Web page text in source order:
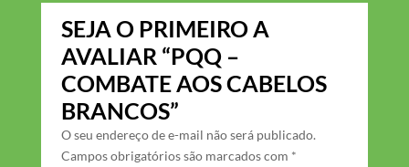
SEJA O PRIMEIRO A
AVALIAR “PQQ –
COMBATE AOS CABELOS
BRANCOS”
O seu endereço de e-mail não será publicado.
Campos obrigatórios são marcados com *